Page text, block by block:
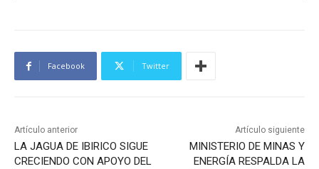
Facebook Twitter
Artículo anterior
LA JAGUA DE IBIRICO SIGUE
CRECIENDO CON APOYO DEL
Artículo siguiente
MINISTERIO DE MINAS Y
ENERGÍA RESPALDA LA